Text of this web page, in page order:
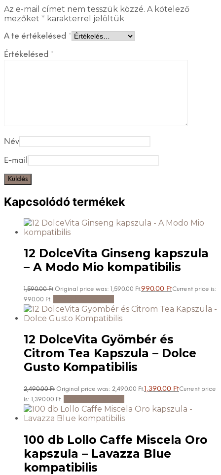
Az e-mail címet nem tesszük közzé. A kötelező
mezőket * karakterrel jelöltük
A te értékelésed *
Értékelésed *
Név
E-mail
Kapcsolódó termékek
12 DolceVita Ginseng kapszula
– A Modo Mio kompatibilis
1,590.00Ft Original price was: 1,590.00 Ft.990.00 FtCurrent price is:
990.00 Ft.
12 DolceVita Gyömbér és
Citrom Tea Kapszula – Dolce
Gusto Kompatibilis
2,490.00Ft Original price was: 2,490.00 Ft.1,390.00 FtCurrent price
is: 1,390.00 Ft.
100 db Lollo Caffe Miscela Oro
kapszula – Lavazza Blue
kompatibilis